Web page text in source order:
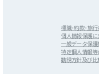
標識･約款･旅
個人情報保護
一般データ保護
特定個人情報
勧誘方針及び